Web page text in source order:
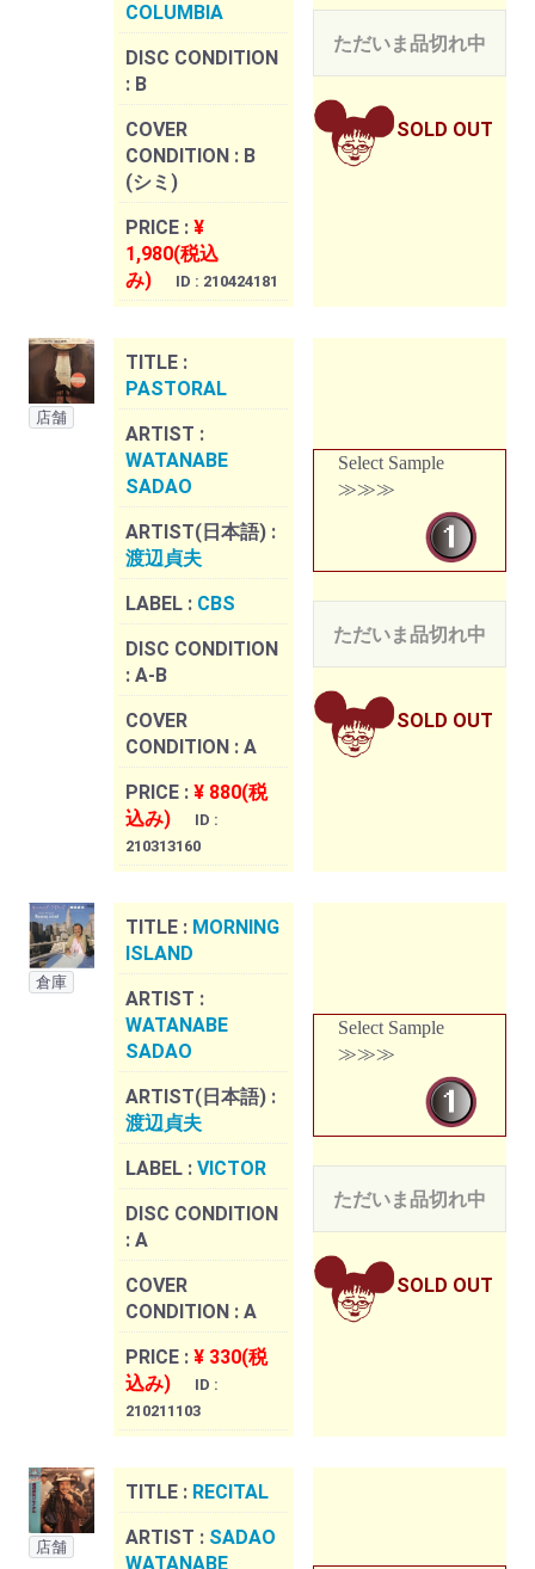
COLUMBIA
DISC CONDITION
: B
COVER
CONDITION : B
(シミ)
PRICE : ¥
1,980(税込
み)
ID : 210424181
ただいま品切れ中
SOLD OUT
店舗
TITLE :
PASTORAL
ARTIST :
WATANABE
SADAO
ARTIST(日本語) :
渡辺貞夫
LABEL : CBS
DISC CONDITION
: A-B
COVER
CONDITION : A
PRICE : ¥ 880(税
込み)
ID :
210313160
Select Sample
≫≫≫
ただいま品切れ中
SOLD OUT
倉庫
TITLE : MORNING
ISLAND
ARTIST :
WATANABE
SADAO
ARTIST(日本語) :
渡辺貞夫
LABEL : VICTOR
DISC CONDITION
: A
COVER
CONDITION : A
PRICE : ¥ 330(税
込み)
ID :
210211103
Select Sample
≫≫≫
ただいま品切れ中
SOLD OUT
店舗
TITLE : RECITAL
ARTIST : SADAO
WATANABE